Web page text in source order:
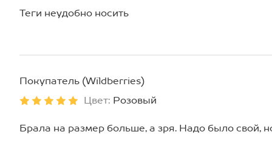
Теги неудобно носить
Покупатель (Wildberries)
Цвет: Розовый
Брала на размер больше, а зря. Надо было свой,